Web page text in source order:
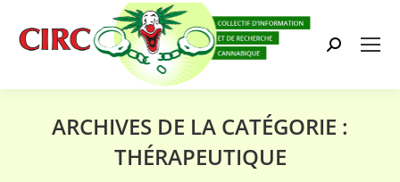
Search:
ARCHIVES DE LA CATÉGORIE :
THÉRAPEUTIQUE